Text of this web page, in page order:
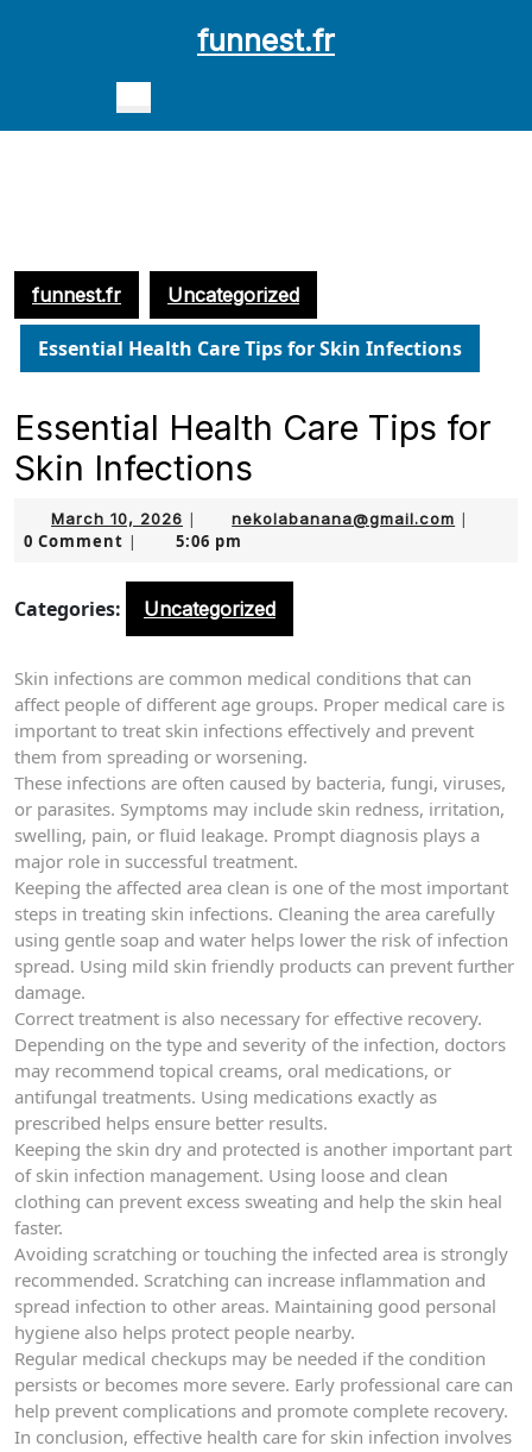
funnest.fr
funnest.fr Uncategorized
Essential Health Care Tips for Skin Infections
Essential Health Care Tips for
Skin Infections
March 10, 2026 March
10,
| nekolabanana@gmail.com |
0 Comment | 5:06 pm
Categories: Uncategorized
Skin infections are common medical conditions that can
affect people of different age groups. Proper medical care is
important to treat skin infections effectively and prevent
them from spreading or worsening.
These infections are often caused by bacteria, fungi, viruses,
or parasites. Symptoms may include skin redness, irritation,
swelling, pain, or fluid leakage. Prompt diagnosis plays a
major role in successful treatment.
Keeping the affected area clean is one of the most important
steps in treating skin infections. Cleaning the area carefully
using gentle soap and water helps lower the risk of infection
spread. Using mild skin friendly products can prevent further
damage.
Correct treatment is also necessary for effective recovery.
Depending on the type and severity of the infection, doctors
may recommend topical creams, oral medications, or
antifungal treatments. Using medications exactly as
prescribed helps ensure better results.
Keeping the skin dry and protected is another important part
of skin infection management. Using loose and clean
clothing can prevent excess sweating and help the skin heal
faster.
Avoiding scratching or touching the infected area is strongly
recommended. Scratching can increase inflammation and
spread infection to other areas. Maintaining good personal
hygiene also helps protect people nearby.
Regular medical checkups may be needed if the condition
persists or becomes more severe. Early professional care can
help prevent complications and promote complete recovery.
In conclusion, effective health care for skin infection involves